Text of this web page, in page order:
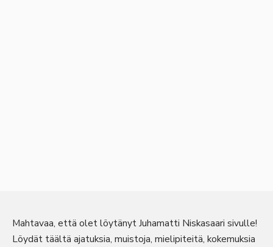
Mahtavaa, että olet löytänyt Juhamatti Niskasaari sivulle!
Löydät täältä ajatuksia, muistoja, mielipiteitä, kokemuksia